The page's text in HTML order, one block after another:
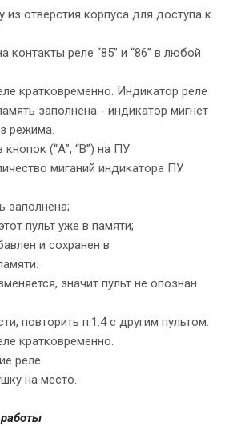
из отверстия корпуса для доступа к
контакты реле “85” и “86” в любой
кратковременно. Индикатор реле
заполнена - индикатор мигнет
режима.
(“А”, “В”) на ПУ
миганий индикатора ПУ
пульт уже в памяти;
и сохранен в
значит пульт не опознан
повторить п.1.4 с другим пультом.
кратковременно.
реле.
на место.